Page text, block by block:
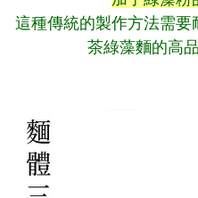
這種傳統的製作方法需
茶綠藻麵的高